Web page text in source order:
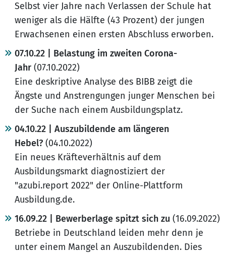
Selbst vier Jahre nach Verlassen der Schule hat
weniger als die Hälfte (43 Prozent) der jungen
Erwachsenen einen ersten Abschluss erworben.
07.10.22 | Belastung im zweiten Corona-
Jahr (07.10.2022)
Eine deskriptive Analyse des BIBB zeigt die
Ängste und Anstrengungen junger Menschen bei
der Suche nach einem Ausbildungsplatz.
04.10.22 | Auszubildende am längeren
Hebel? (04.10.2022)
Ein neues Kräfteverhältnis auf dem
Ausbildungsmarkt diagnostiziert der
"azubi.report 2022" der Online-Plattform
Ausbildung.de.
16.09.22 | Bewerberlage spitzt sich zu (16.09.2022)
Betriebe in Deutschland leiden mehr denn je
unter einem Mangel an Auszubildenden. Dies